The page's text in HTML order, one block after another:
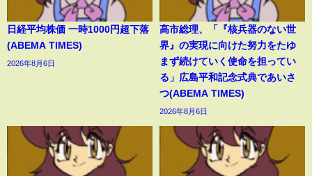
日経平均株価 一時1000円超下落
(ABEMA TIMES)
2026年8月6日
高市総理、「『核兵器のない世
界』の実現に向けた努力をたゆ
まず続けていく使命を担ってい
る」広島平和記念式典であいさ
つ(ABEMA TIMES)
2026年8月6日